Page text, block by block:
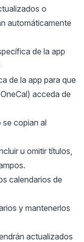
o
automáticamente
de la app
de la app para que
acceda de
se copian al
u omitir títulos,
calendarios de
y mantenerlos
actualizados